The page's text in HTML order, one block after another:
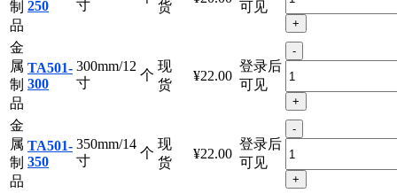
属
制
品
TA501-
250mm/10
现
登录后
+
金
属
制
品
TA501-
300mm/12
现
登录后
-
+
金
属
制
TA501-
350mm/14
现
登录后
-